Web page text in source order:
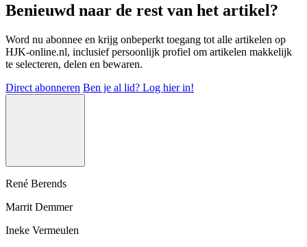
Benieuwd naar de rest van het artikel?
Word nu abonnee en krijg onbeperkt toegang tot alle artikelen op
HJK-online.nl, inclusief persoonlijk profiel om artikelen makkelijk
te selecteren, delen en bewaren.
Direct abonneren Ben je al lid? Log hier in!
René Berends
Marrit Demmer
Ineke Vermeulen